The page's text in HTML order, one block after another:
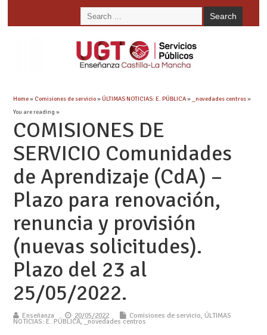
Home» Comisiones de servicio»ÚLTIMAS NOTICIAS: E. PÚBLICA» _novedades centros»
You are reading »
COMISIONES DE
SERVICIO Comunidades
de Aprendizaje (CdA) –
Plazo para renovación,
renuncia y provisión
(nuevas solicitudes).
Plazo del 23 al
25/05/2022.
Enseñanza 20/05/2022 Comisiones de servicio, ÚLTIMAS
NOTICIAS: E. PÚBLICA,_novedades centros